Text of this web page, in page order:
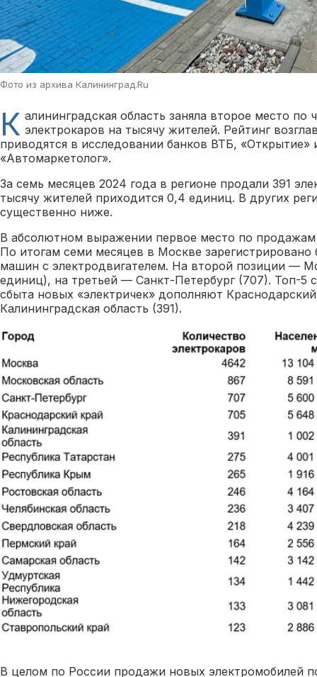
Фото из архива Калининград.Ru
К алининградская область заняла второе место по
электрокаров на тысячу жителей. Рейтинг
приводятся в исследовании банков ВТБ, «Открытие»
«Автомаркетолог».
За семь месяцев 2024 года в регионе продали 391
тысячу жителей приходится 0,4 единиц. В других
существенно ниже.
В абсолютном выражении первое место по продажам
По итогам семи месяцев в Москве зарегистрировано
машин с электродвигателем. На второй позиции —
единиц), на третьей — Санкт-Петербург (707). Топ-5
сбыта новых «электричек» дополняют
Калининградская область (391).
В целом по России продажи новых электромобилей